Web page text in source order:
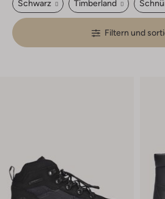
Schwarz Timberland
Filtern und